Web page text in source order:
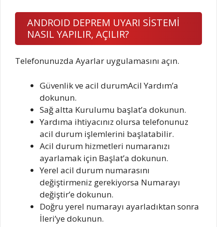
ANDROID DEPREM UYARI SİSTEMİ
NASIL YAPILIR, AÇILIR?
Telefonunuzda Ayarlar uygulamasını açın.
Güvenlik ve acil durumAcil Yardım’a
dokunun.
Sağ altta Kurulumu başlat’a dokunun.
Yardıma ihtiyacınız olursa telefonunuz
acil durum işlemlerini başlatabilir.
Acil durum hizmetleri numaranızı
ayarlamak için Başlat’a dokunun.
Yerel acil durum numarasını
değiştirmeniz gerekiyorsa Numarayı
değiştir’e dokunun.
Doğru yerel numarayı ayarladıktan sonra
İleri’ye dokunun.